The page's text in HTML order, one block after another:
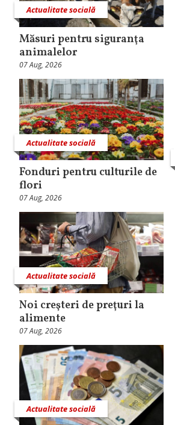
Actualitate socială
Măsuri pentru siguranţa
animalelor
07 Aug, 2026
Actualitate socială
Fonduri pentru culturile de
flori
07 Aug, 2026
Actualitate socială
Noi creşteri de preţuri la
alimente
07 Aug, 2026
Actualitate socială